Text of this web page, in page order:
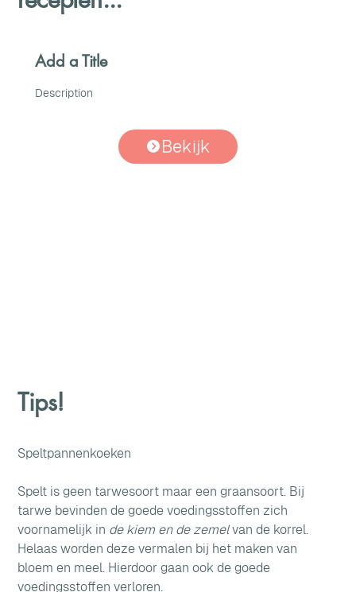
Tips!
Speltpannenkoeken
Spelt is geen tarwesoort maar een graansoort. Bij
tarwe bevinden de goede voedingsstoffen zich
voornamelijk in de kiem en de zemel van de korrel.
Helaas worden deze vermalen bij het maken van
bloem en meel. Hierdoor gaan ook de goede
voedingsstoffen verloren.
Add a Title
Description
Bekijk